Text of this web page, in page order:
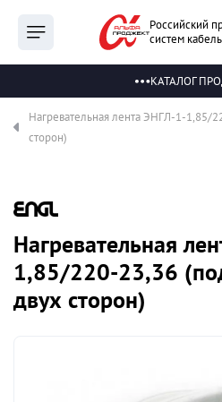
Российский
систем
КАТАЛОГ
Нагревательная лента ЭНГЛ-1-1,85/
сторон)
Нагревательная
1,85/220-23,36
двух сторон)